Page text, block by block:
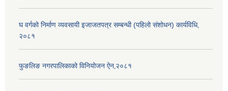
घ वर्गको निर्माण व्यवसायी इजाजतपत्र सम्बन्धी (पहिलो संशोधन) कार्यविधि‚
२०८१
फुङलिङ नगरपालिकाको विनियोजन ऐन‚२०८१